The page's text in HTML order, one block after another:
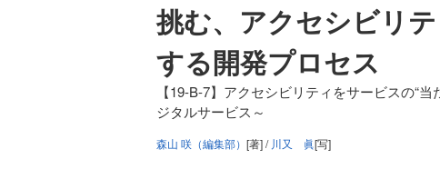
挑む、アクセシビリ
する開発プロセス
【19-B-7】アクセシビリティをサービスの“
ジタルサービス～
森山 咲（編集部） [著] / 川又 眞[写]